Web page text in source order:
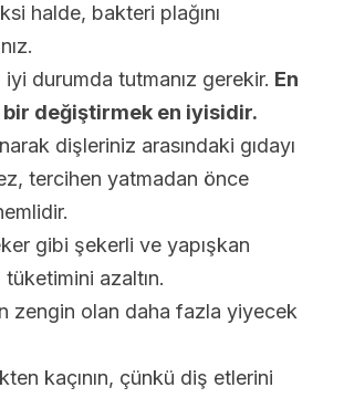
halde, bakteri plağını
iyi durumda tutmanız gerekir. En
bir değiştirmek en iyisidir.
dişleriniz arasındaki gıdayı
tercihen yatmadan önce
gibi şekerli ve yapışkan
azaltın.
zengin olan daha fazla yiyecek
kaçının, çünkü diş etlerini